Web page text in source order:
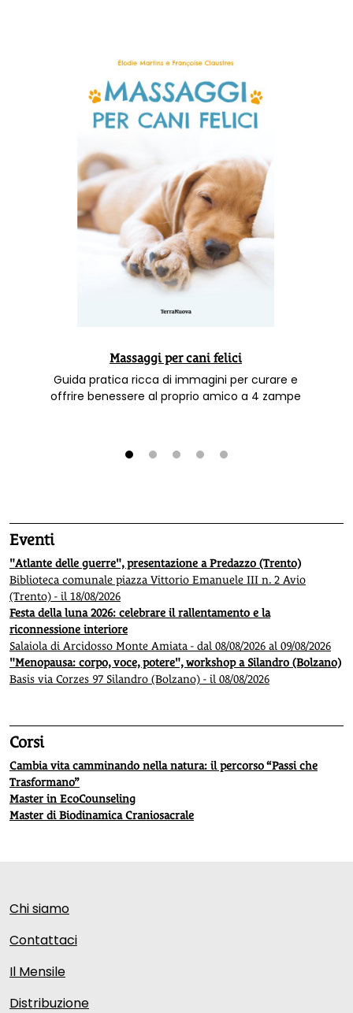
Massaggi per cani felici
Guida pratica ricca di immagini per curare e
offrire benessere al proprio amico a 4 zampe
Eventi
"Atlante delle guerre", presentazione a Predazzo (Trento)
Biblioteca comunale piazza Vittorio Emanuele III n. 2 Avio
(Trento) - il 18/08/2026
Festa della luna 2026: celebrare il rallentamento e la
riconnessione interiore
Salaiola di Arcidosso Monte Amiata - dal 08/08/2026 al 09/08/2026
"Menopausa: corpo, voce, potere", workshop a Silandro (Bolzano)
Basis via Corzes 97 Silandro (Bolzano) - il 08/08/2026
Corsi
Cambia vita camminando nella natura: il percorso “Passi che
Trasformano”
Master in EcoCounseling
Master di Biodinamica Craniosacrale
Chi siamo
Contattaci
Il Mensile
Distribuzione